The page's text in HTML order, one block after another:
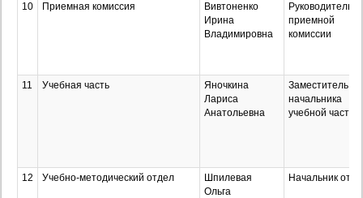
10
Приемная комиссия
Вивтоненко
Ирина
Владимировна
Руководитель
приемной
комиссии
11 Учебная часть
Яночкина
Лариса
Анатольевна
Заместитель
начальника
учебной части
12 Учебно-методический отдел
Шпилевая
Ольга
Начальник